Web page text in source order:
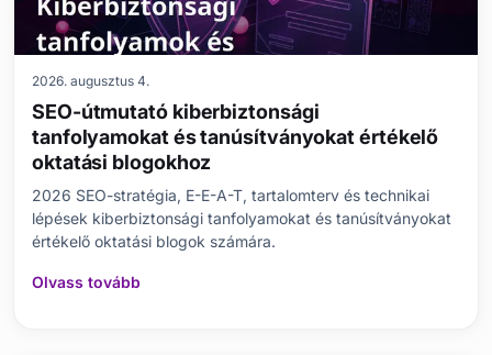
2026. augusztus 4.
SEO-útmutató kiberbiztonsági
tanfolyamokat és tanúsítványokat értékelő
oktatási blogokhoz
2026 SEO-stratégia, E-E-A-T, tartalomterv és technikai
lépések kiberbiztonsági tanfolyamokat és tanúsítványokat
értékelő oktatási blogok számára.
Olvass tovább